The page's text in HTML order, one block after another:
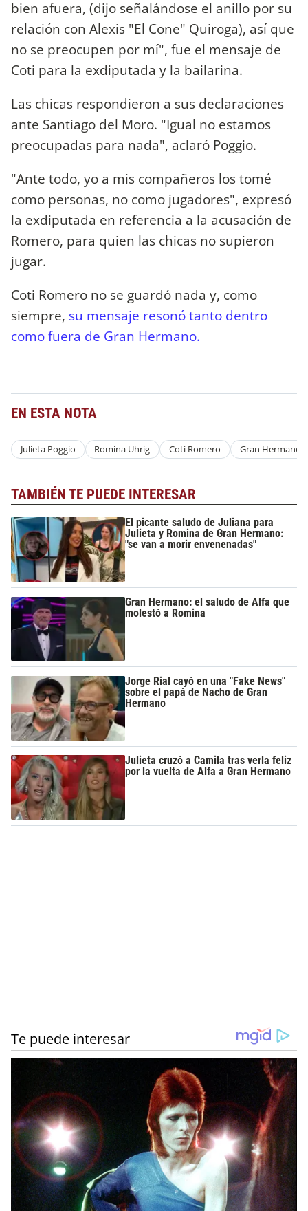
bien afuera, (dijo señalándose el anillo por su
relación con Alexis "El Cone" Quiroga), así que
no se preocupen por mí", fue el mensaje de
Coti para la exdiputada y la bailarina.
Las chicas respondieron a sus declaraciones
ante Santiago del Moro. "Igual no estamos
preocupadas para nada", aclaró Poggio.
"Ante todo, yo a mis compañeros los tomé
como personas, no como jugadores", expresó
la exdiputada en referencia a la acusación de
Romero, para quien las chicas no supieron
jugar.
Coti Romero no se guardó nada y, como
siempre, su mensaje resonó tanto dentro
como fuera de Gran Hermano.
EN ESTA NOTA
Julieta Poggio Romina Uhrig Coti Romero Gran Hermano
TAMBIÉN TE PUEDE INTERESAR
El picante saludo de Juliana para
Julieta y Romina de Gran Hermano:
"se van a morir envenenadas"
Gran Hermano: el saludo de Alfa que
molestó a Romina
Jorge Rial cayó en una "Fake News"
sobre el papá de Nacho de Gran
Hermano
Julieta cruzó a Camila tras verla feliz
por la vuelta de Alfa a Gran Hermano